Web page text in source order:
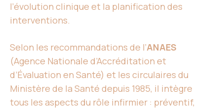
l’évolution clinique et la planification des
interventions.
Selon les recommandations de l’ANAES
(Agence Nationale d’Accréditation et
d’Évaluation en Santé) et les circulaires du
Ministère de la Santé depuis 1985, il intègre
tous les aspects du rôle infirmier : préventif,